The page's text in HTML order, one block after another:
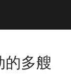
多艘